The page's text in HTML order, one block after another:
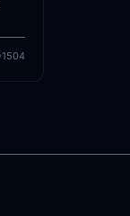
1504